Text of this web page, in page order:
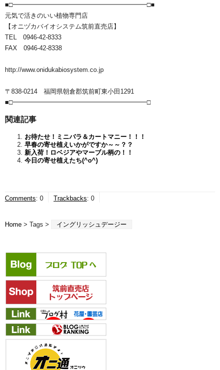
■□━━━━━━━━━━━━━━━━━━━━━□■
元気で活きのいい植物専門店
【オニヅカバイオシステム筑前直売店】
TEL 0946-42-8333
FAX 0946-42-8338
http://www.onidukabiosystem.co.jp
〒838-0214 福岡県朝倉郡筑前町東小田1291
■□━━━━━━━━━━━━━━━━━━━━━□
関連記事
お待たせ！ミニバラ＆カートマニー！！！
早春の寄せ植えいかがですか～～？？
新入荷！ロベジアやマーブル柄の！！
今日の寄せ植えたち(^o^)
Comments: 0 Trackbacks: 0
Home > Tags > イングリッシュデージー